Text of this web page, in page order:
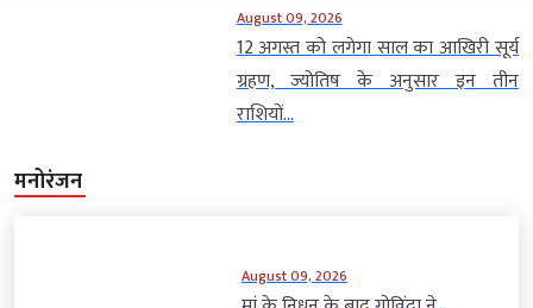
August 09, 2026
12 अगस्त को लगेगा साल का आखिरी सूर्य
ग्रहण, ज्योतिष के अनुसार इन तीन
राशियों...
मनोरंजन
August 09, 2026